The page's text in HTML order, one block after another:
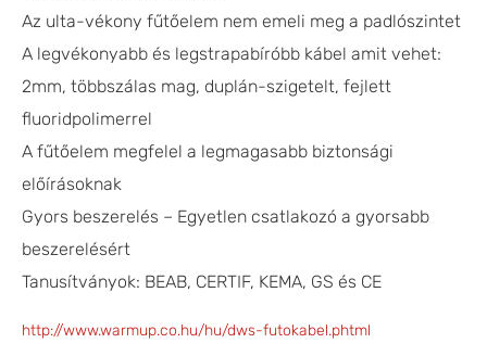
Az ulta-vékony fűtőelem nem emeli meg a padlószintet
A legvékonyabb és legstrapabíróbb kábel amit vehet:
2mm, többszálas mag, duplán-szigetelt, fejlett
fluoridpolimerrel
A fűtőelem megfelel a legmagasabb biztonsági
előírásoknak
Gyors beszerelés – Egyetlen csatlakozó a gyorsabb
beszerelésért
Tanusítványok: BEAB, CERTIF, KEMA, GS és CE
http://www.warmup.co.hu/hu/dws-futokabel.phtml